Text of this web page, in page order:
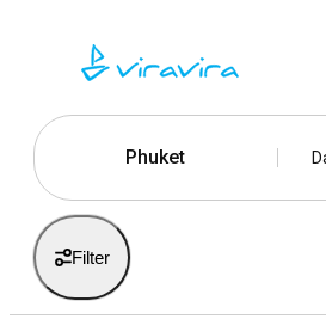
Phuket
Filter